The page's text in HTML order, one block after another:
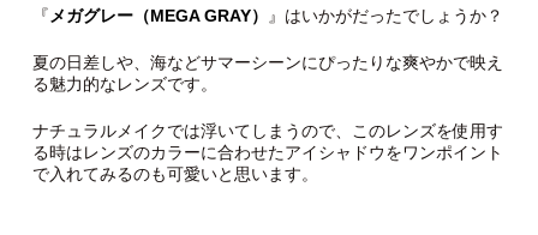
『メガグレー（MEGA GRAY） 』はいかがだったでしょうか？
夏の日差しや、海などサマーシーンにぴったりな爽やかで映え
る魅力的なレンズです。
ナチュラルメイクでは浮いてしまうので、このレンズを使用す
る時はレンズのカラーに合わせたアイシャドウをワンポイント
で入れてみるのも可愛いと思います。